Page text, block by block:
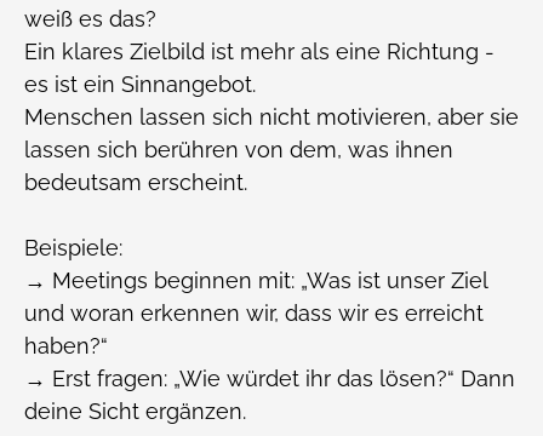
weiß es das?
Ein klares Zielbild ist mehr als eine Richtung -
es ist ein Sinnangebot.
Menschen lassen sich nicht motivieren, aber sie
lassen sich berühren von dem, was ihnen
bedeutsam erscheint.
Beispiele:
→ Meetings beginnen mit: „Was ist unser Ziel
und woran erkennen wir, dass wir es erreicht
haben?“
→ Erst fragen: „Wie würdet ihr das lösen?“ Dann
deine Sicht ergänzen.